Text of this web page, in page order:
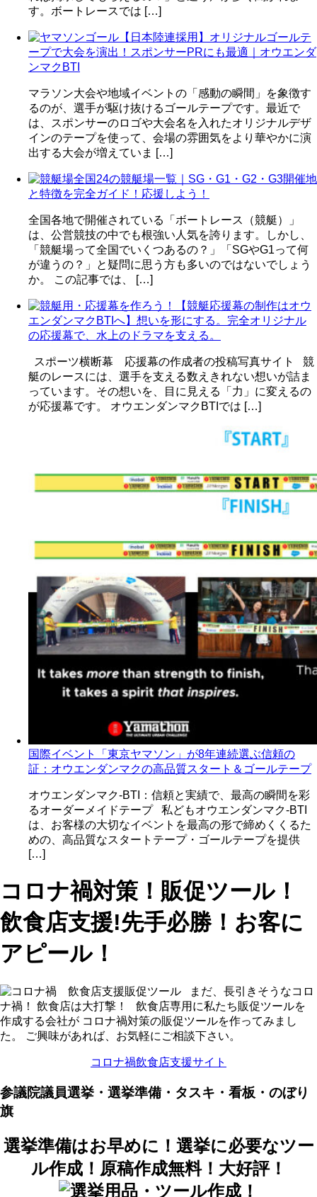
す。ボートレースでは […]
【日本陸連採用】オリジナルゴールテ
ープで大会を演出！スポンサーPRにも最適｜オウエンダ
ンマクBTI
マラソン大会や地域イベントの「感動の瞬間」を象徴す
るのが、選手が駆け抜けるゴールテープです。最近で
は、スポンサーのロゴや大会名を入れたオリジナルデザ
インのテープを使って、会場の雰囲気をより華やかに演
出する大会が増えていま […]
全国24の競艇場一覧｜SG・G1・G2・G3開催地
と特徴を完全ガイド！応援しよう！
全国各地で開催されている「ボートレース（競艇）」
は、公営競技の中でも根強い人気を誇ります。しかし、
「競艇場って全国でいくつあるの？」「SGやG1って何
が違うの？」と疑問に思う方も多いのではないでしょう
か。 この記事では、 […]
【競艇応援幕の制作はオウ
エンダンマクBTIへ】想いを形にする。完全オリジナル
の応援幕で、水上のドラマを支える。
スポーツ横断幕 応援幕の作成者の投稿写真サイト 競
艇のレースには、選手を支える数えきれない想いが詰ま
っています。その想いを、目に見える「力」に変えるの
が応援幕です。 オウエンダンマクBTIでは […]
国際イベント「東京ヤマソン」が8年連続選ぶ信頼の
証：オウエンダンマクの高品質スタート＆ゴールテープ
オウエンダンマク-BTI：信頼と実績で、最高の瞬間を彩
るオーダーメイドテープ 私どもオウエンダンマク-BTI
は、お客様の大切なイベントを最高の形で締めくくるた
めの、高品質なスタートテープ・ゴールテープを提供
[…]
コロナ禍対策！販促ツール！
飲食店支援!先手必勝！お客に
アピール！
まだ、長引きそうなコロ
ナ禍！ 飲食店は大打撃！ 飲食店専用に私たち販促ツールを
作成する会社が コロナ禍対策の販促ツールを作ってみまし
た。 ご興味があれば、お気軽にご相談下さい。
コロナ禍飲食店支援サイト
参議院議員選挙・選挙準備・タスキ・看板・のぼり
旗
選挙準備はお早めに！選挙に必要なツー
ル作成！原稿作成無料！大好評！